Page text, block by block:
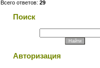
Всего ответов: 29
Поиск
Авторизация